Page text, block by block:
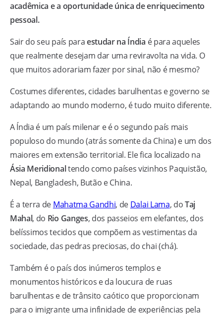
acadêmica e a oportunidade única de enriquecimento
pessoal.
Sair do seu país paraestudar na Índia é para aqueles
que realmente desejam dar uma reviravolta na vida. O
que muitos adorariam fazer por sinal, não é mesmo?
Costumes diferentes, cidades barulhentas e governo se
adaptando ao mundo moderno, é tudo muito diferente.
A Índia é um país milenar e é o segundo país mais
populoso do mundo (atrás somente da China) e um dos
maiores em extensão territorial. Ele fica localizado na
Ásia Meridionaltendo como países vizinhos Paquistão,
Nepal, Bangladesh, Butão e China.
É a terra de Mahatma Gandhi, de Dalai Lama, doTaj
Mahal, do Rio Ganges, dos passeios em elefantes, dos
belíssimos tecidos que compõem as vestimentas da
sociedade, das pedras preciosas, do chai (chá).
Também é o país dos inúmeros templos e
monumentos históricos e da loucura de ruas
barulhentas e de trânsito caótico que proporcionam
para o imigrante uma infinidade de experiências pela